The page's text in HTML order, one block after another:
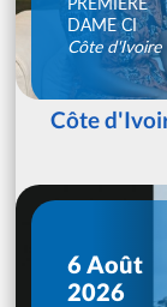
DAME CI
Côte d'Ivoire
Côte
6 Août
2026